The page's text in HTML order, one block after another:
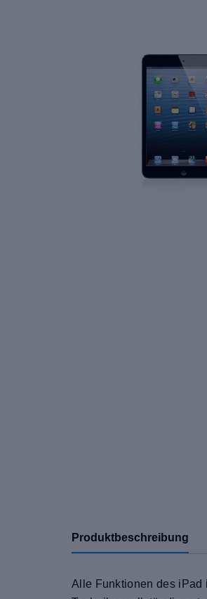
Produktbeschreibung
Alle Funktionen des iPad